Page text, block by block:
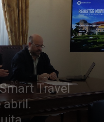
Travel
abril.